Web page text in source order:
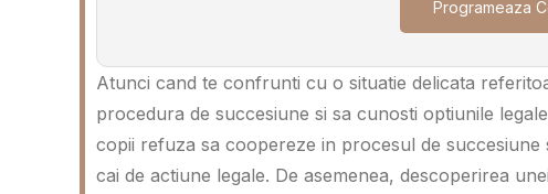
Programeaza
Atunci cand te confrunti cu o situatie delicata
procedura de succesiune si sa cunosti optiunile
copii refuza sa coopereze in procesul de
cai de actiune legale. De asemenea, descoperirea